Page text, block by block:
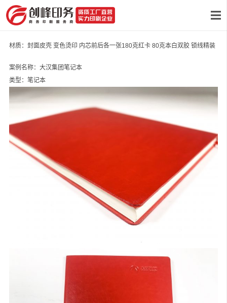
材质：封面皮壳 变色烫印 内芯前后各一张180克红卡 80克本白双胶 锁线精装
案例名称：大汉集团笔记本
类型：笔记本